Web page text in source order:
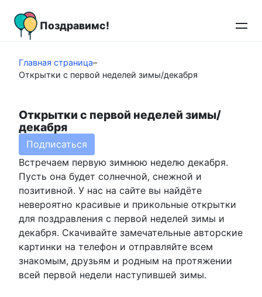
контенту
Поздравимс!
Главная страница–
Открытки с первой неделей зимы/декабря
Открытки с первой неделей зимы/
декабря
Подписаться
Встречаем первую зимнюю неделю декабря.
Пусть она будет солнечной, снежной и
позитивной. У нас на сайте вы найдёте
невероятно красивые и прикольные открытки
для поздравления с первой неделей зимы и
декабря. Скачивайте замечательные авторские
картинки на телефон и отправляйте всем
знакомым, друзьям и родным на протяжении
всей первой недели наступившей зимы.